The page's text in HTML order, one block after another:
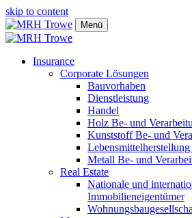
skip to content
Menü
Insurance
Corporate Lösungen
Bauvorhaben
Dienstleistung
Handel
Holz Be- und
Kunststoff Be- und
Metall Be- und
Real Estate
Nationale und
Immobilieneigentümer